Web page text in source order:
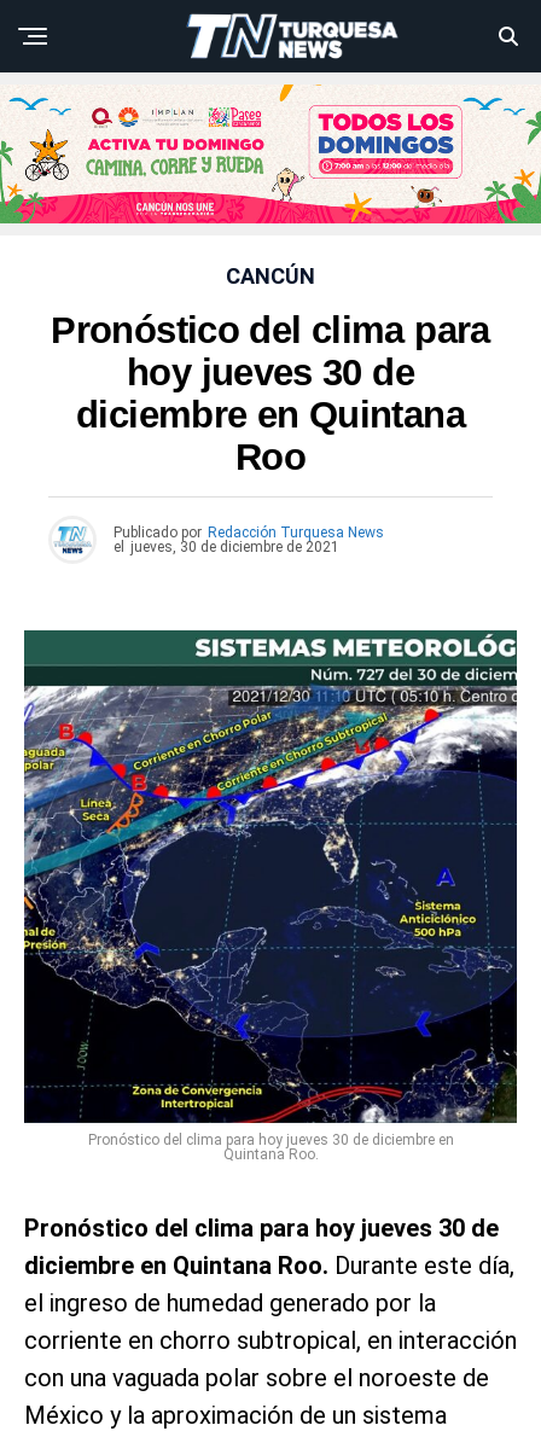
CANCÚN
Pronóstico del clima para
hoy jueves 30 de
diciembre en Quintana
Roo
Publicado por Redacción Turquesa News
el
jueves, 30 de diciembre de 2021
Pronóstico del clima para hoy jueves 30 de diciembre en
Quintana Roo.
Pronóstico del clima para hoy jueves 30 de
diciembre en Quintana Roo. Durante este día,
el ingreso de humedad generado por la
corriente en chorro subtropical, en interacción
con una vaguada polar sobre el noroeste de
México y la aproximación de un sistema